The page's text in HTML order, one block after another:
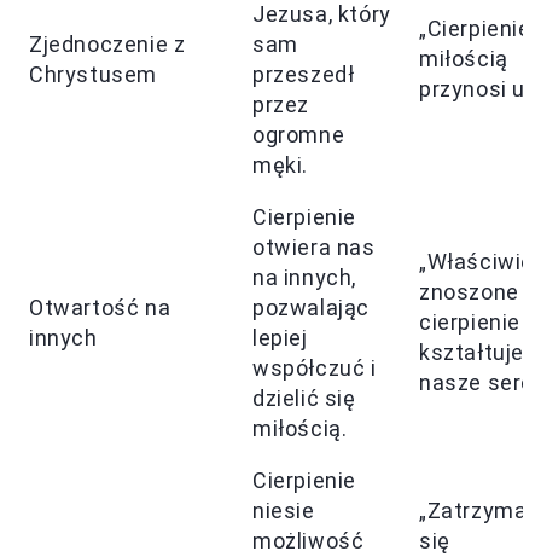
Zjednoczenie z
Chrystusem
Jezusa, który
sam
przeszedł
przez
ogromne
męki.
„Cierpienie
miłością
przynosi
Otwartość na
innych
Cierpienie
otwiera nas
na innych,
pozwalając
lepiej
współczuć i
dzielić się
miłością.
„Właściwie
znoszone
cierpienie
kształtuje
nasze
Cierpienie
niesie
możliwość
się